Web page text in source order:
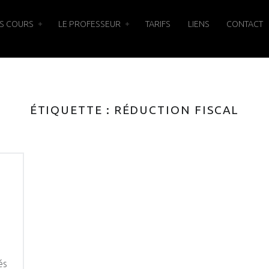
COURS LE PROFESSEUR TARIFS LIENS CONTACT
ÉTIQUETTE : RÉDUCTION FISCAL